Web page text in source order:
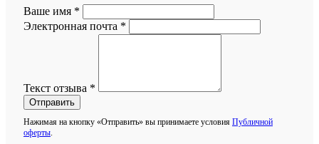
Ваше имя *
Электронная почта *
Текст отзыва *
Отправить
Нажимая на кнопку «Отправить» вы принимаете условия Публичной
оферты.